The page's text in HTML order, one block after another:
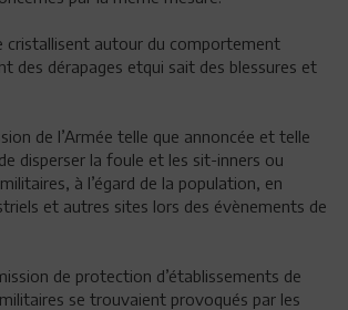
cristallisent autour du comportement
des dérapages etqui sait des blessures et
de l’Armée telle que annoncée et telle
disperser la foule et les sit-inners ou
à l’égard de la population, en
et autres sites lors des évènements de
de protection d’établissements de
se trouvaient provoqués par les